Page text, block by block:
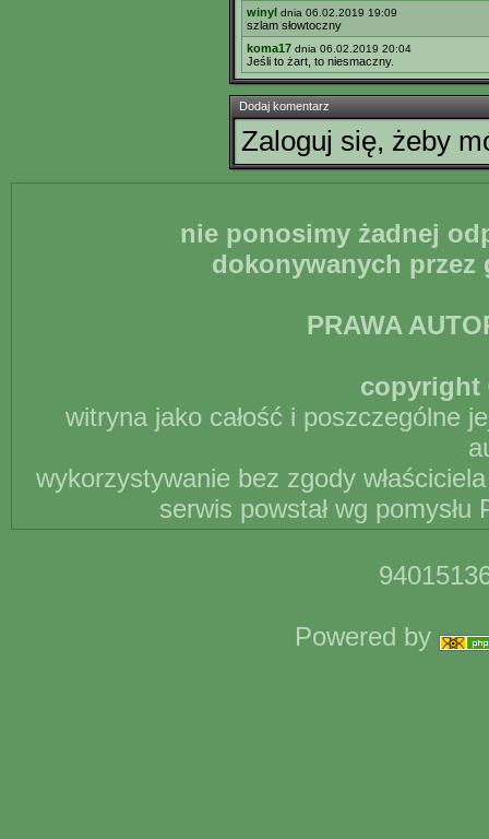
winyl dnia 06.02.2019 19:09
szlam słowtoczny
koma17 dnia 06.02.2019 20:04
Jeśli to żart, to niesmaczny.
Dodaj komentarz
Zaloguj się, żeby
nie ponosimy żadnej
dokonywanych
PRAWA
copyright
witryna jako całość i poszczególne
wykorzystywanie bez zgody
serwis powstał wg
Powered by